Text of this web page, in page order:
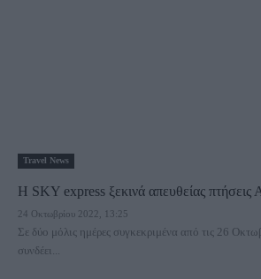
Travel News
H SKY express ξεκινά απευθείας
24 Οκτωβρίου 2022, 13:25
Σε δύο μόλις ημέρες συγκεκριμένα από τις 26
συνδέει...